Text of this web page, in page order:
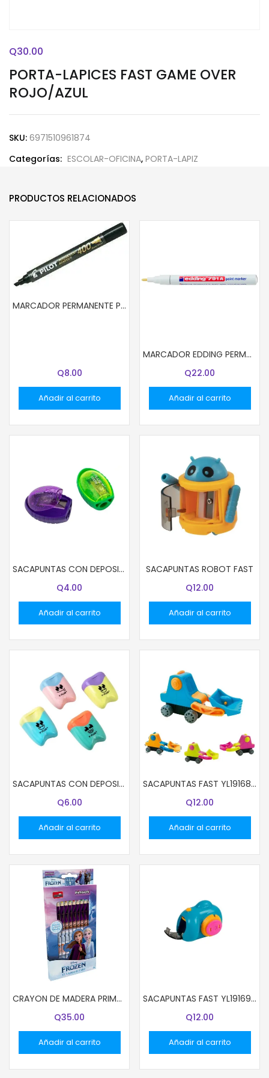
PORTA-LAPICES FAST GAME OVER
ROJO/AZUL
Q30.00
SKU: 6971510961874
Categorías: ESCOLAR-OFICINA, PORTA-LAPIZ
PRODUCTOS RELACIONADOS
MARCADOR PERMANENTE PILOT NEGRO SCA-400
Q8.00
Añadir al carrito
MARCADOR EDDING PERMANENTE 791 DELGADO BLANCO
Q22.00
Añadir al carrito
SACAPUNTAS CON DEPOSITO Y-PLUS COSTA
Q4.00
Añadir al carrito
SACAPUNTAS ROBOT FAST
Q12.00
Añadir al carrito
SACAPUNTAS CON DEPOSITO Y-PLUS SX23020 SMILE DOBLE
Q6.00
Añadir al carrito
SACAPUNTAS FAST YL191686 TRACTOR BX1
Q12.00
Añadir al carrito
CRAYON DE MADERA PRIMAVERA 12 COL LARGO 13002 DISNEY NIÑA
Q35.00
Añadir al carrito
SACAPUNTAS FAST YL191695 CAMARA BX1
Q12.00
Añadir al carrito